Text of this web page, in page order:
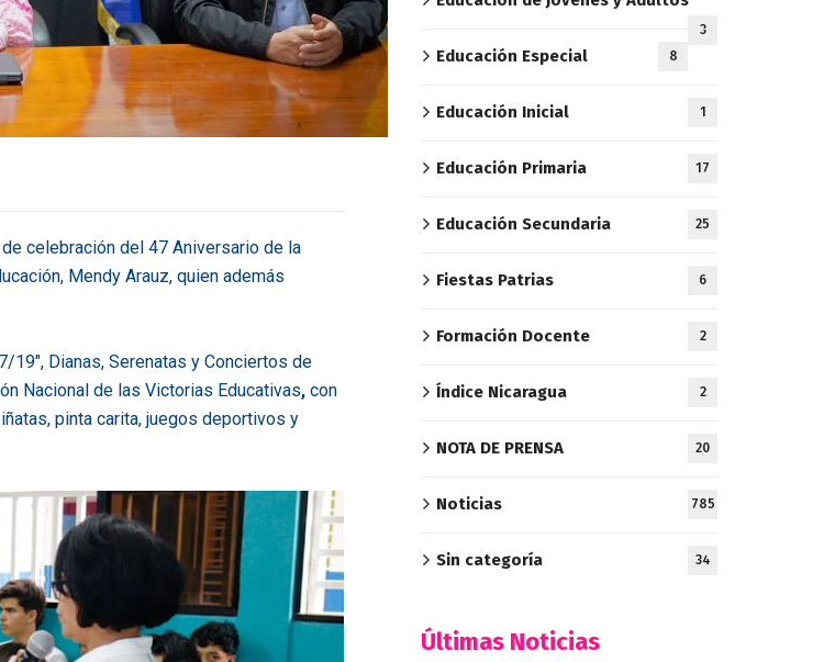
celebración del 47 Aniversario de la
Mendy Arauz, quien además
Dianas, Serenatas y Conciertos de
Nacional de las Victorias Educativas, con
pinta carita, juegos deportivos y
3
Educación Especial 8
Educación Inicial 1
Educación Primaria 17
Educación Secundaria 25
Fiestas Patrias 6
Formación Docente 2
Índice Nicaragua 2
NOTA DE PRENSA 20
Noticias 785
Sin categoría 34
Últimas Noticias